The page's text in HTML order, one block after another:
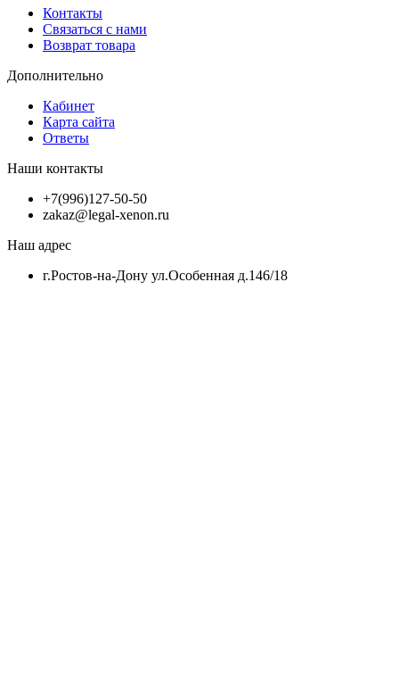
Контакты
Связаться с нами
Возврат товара
Дополнительно
Кабинет
Карта сайта
Ответы
Наши контакты
+7(996)127-50-50
zakaz@legal-xenon.ru
Наш адрес
г.Ростов-на-Дону ул.Особенная д.146/18